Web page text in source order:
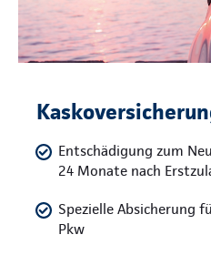
Entschädigung zum
24 Monate nach
Spezielle Absicherung
Pkw